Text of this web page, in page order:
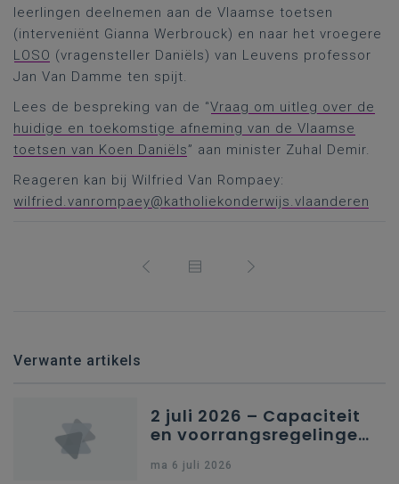
leerlingen deelnemen aan de Vlaamse toetsen
(interveniënt Gianna Werbrouck) en naar het vroegere
LOSO (vragensteller Daniëls) van Leuvens professor
Jan Van Damme ten spijt.
Lees de bespreking van de “Vraag om uitleg over de
huidige en toekomstige afneming van de Vlaamse
toetsen van Koen Daniëls” aan minister Zuhal Demir.
Reageren kan bij Wilfried Van Rompaey:
wilfried.vanrompaey@katholiekonderwijs.vlaanderen
Verwante artikels
2 juli 2026 – Capaciteit
en voorrangsregelingen
secundair onderwijs in
ma 6 juli 2026